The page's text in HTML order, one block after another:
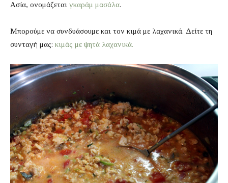
Ασία, ονομάζεται γκαράμ μασάλα.
Μπορούμε να συνδυάσουμε και τον κιμά με λαχανικά. Δείτε τη
συνταγή μας: κιμάς με ψητά λαχανικά.